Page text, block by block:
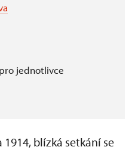
jednotlivce
blízká setkání se